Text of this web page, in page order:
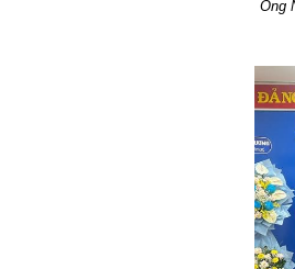
Ông